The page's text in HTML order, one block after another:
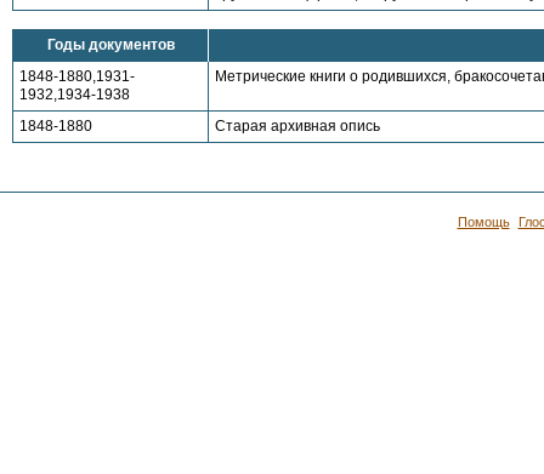
Годы документов
1848-1880,1931-
1932,1934-1938
Метрические книги о родившихся,
1848-1880 Старая архивная опись
Помощь